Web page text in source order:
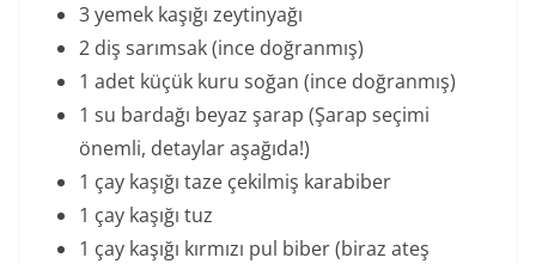
3 yemek kaşığı zeytinyağı
2 diş sarımsak (ince doğranmış)
1 adet küçük kuru soğan (ince doğranmış)
1 su bardağı beyaz şarap (Şarap seçimi
önemli, detaylar aşağıda!)
1 çay kaşığı taze çekilmiş karabiber
1 çay kaşığı tuz
1 çay kaşığı kırmızı pul biber (biraz ateş